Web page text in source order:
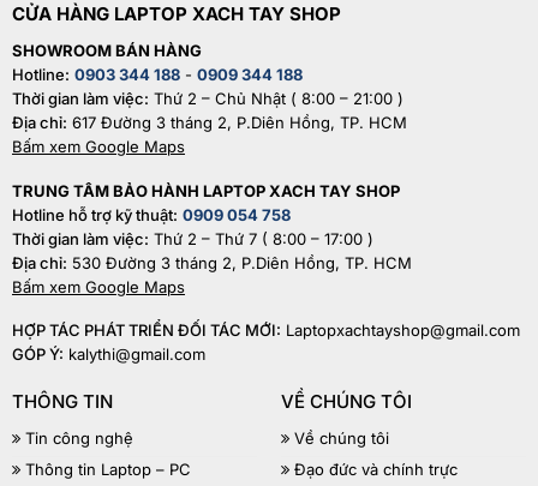
CỬA HÀNG LAPTOP XACH TAY SHOP
SHOWROOM BÁN HÀNG
Hotline: 0903 344 188 - 0909 344 188
Thời gian làm việc: Thứ 2 – Chủ Nhật ( 8:00 – 21:00 )
Địa chỉ: 617 Đường 3 tháng 2, P.Diên Hồng, TP. HCM
Bấm xem Google Maps
TRUNG TÂM BẢO HÀNH LAPTOP XACH TAY SHOP
Hotline hỗ trợ kỹ thuật: 0909 054 758
Thời gian làm việc: Thứ 2 – Thứ 7 ( 8:00 – 17:00 )
Địa chỉ: 530 Đường 3 tháng 2, P.Diên Hồng, TP. HCM
Bấm xem Google Maps
HỢP TÁC PHÁT TRIỂN ĐỐI TÁC MỚI: Laptopxachtayshop@gmail.com
GÓP Ý: kalythi@gmail.com
THÔNG TIN
Tin công nghệ
Thông tin Laptop – PC
VỀ CHÚNG TÔI
Về chúng tôi
Đạo đức và chính trực